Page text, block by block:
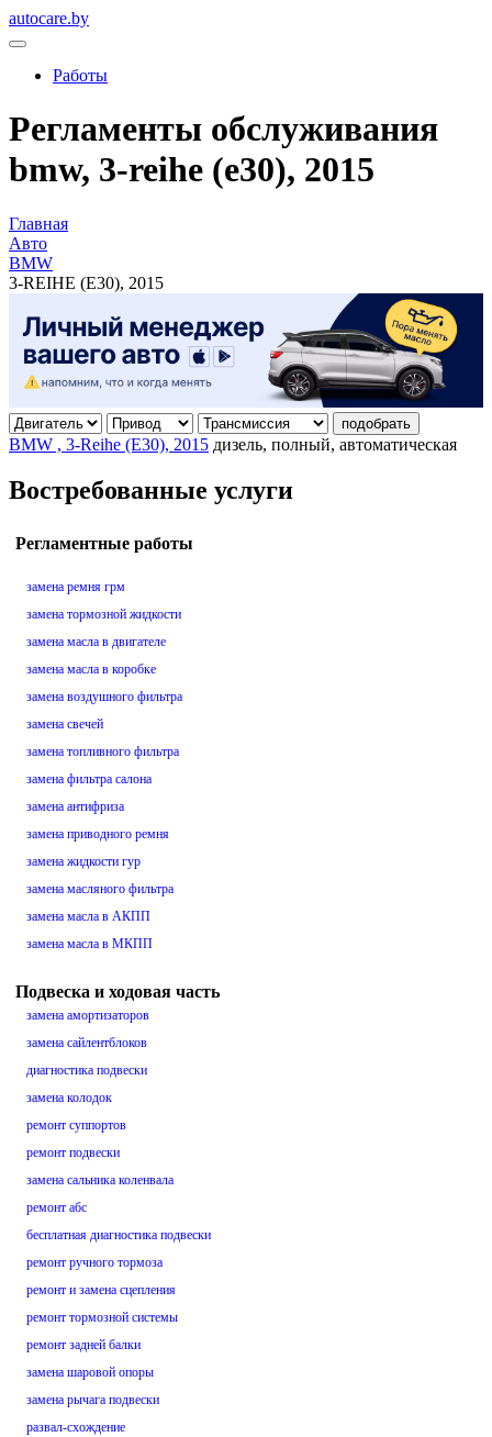
autocare.by
Работы
Регламенты обслуживания
bmw, 3-reihe (e30), 2015
Главная
Авто
BMW
3-REIHE (E30), 2015
подобрать
BMW , 3-Reihe (E30), 2015 дизель, полный, автоматическая
Востребованные услуги
Регламентные работы
замена ремня грм
замена тормозной жидкости
замена масла в двигателе
замена масла в коробке
замена воздушного фильтра
замена свечей
замена топливного фильтра
замена фильтра салона
замена антифриза
замена приводного ремня
замена жидкости гур
замена масляного фильтра
замена масла в АКПП
замена масла в МКПП
Подвеска и ходовая часть
замена амортизаторов
замена сайлентблоков
диагностика подвески
замена колодок
ремонт суппортов
ремонт подвески
замена сальника коленвала
ремонт абс
бесплатная диагностика подвески
ремонт ручного тормоза
ремонт и замена сцепления
ремонт тормозной системы
ремонт задней балки
замена шаровой опоры
замена рычага подвески
развал-схождение